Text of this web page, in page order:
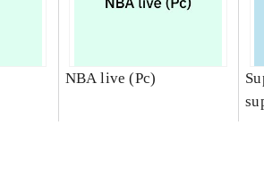
NBA live (Pc)